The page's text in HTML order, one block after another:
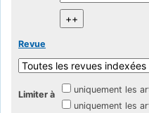
Revue
Limiter à uniquement les
uniquement les